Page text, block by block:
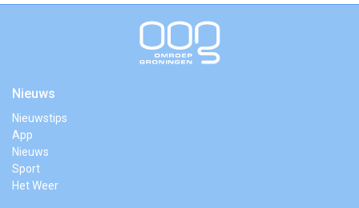
Nieuws
Nieuwstips
App
Nieuws
Sport
Het Weer